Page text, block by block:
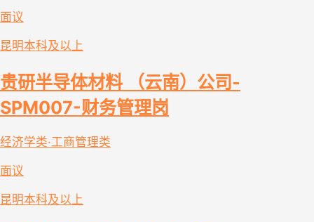
面议
昆明本科及以上
贵研半导体材料 （云南）公司-
SPM007-财务管理岗
经济学类·工商管理类
面议
昆明本科及以上